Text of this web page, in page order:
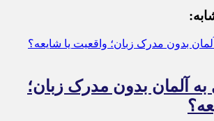
آلمان بدون مدرک زبان؛